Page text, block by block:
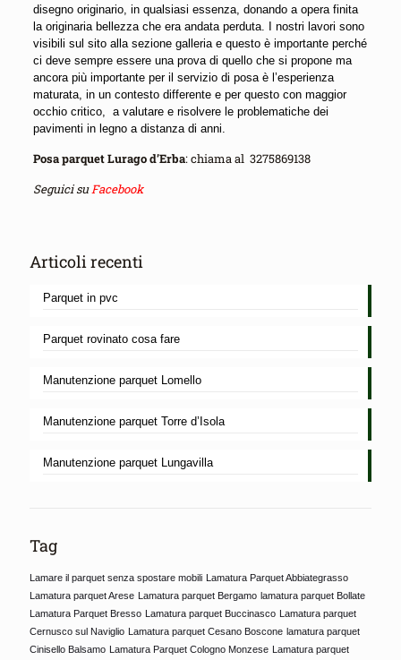
disegno originario, in qualsiasi essenza, donando a opera finita
la originaria bellezza che era andata perduta. I nostri lavori sono
visibili sul sito alla sezione galleria e questo è importante perché
ci deve sempre essere una prova di quello che si propone ma
ancora più importante per il servizio di posa è l’esperienza
maturata, in un contesto differente e per questo con maggior
occhio critico, a valutare e risolvere le problematiche dei
pavimenti in legno a distanza di anni.
Posa parquet Lurago d’Erba: chiama al 3275869138
Seguici suFacebook
Articoli recenti
Parquet in pvc
Parquet rovinato cosa fare
Manutenzione parquet Lomello
Manutenzione parquet Torre d’Isola
Manutenzione parquet Lungavilla
Tag
Lamare il parquet senza spostare mobili Lamatura Parquet Abbiategrasso
Lamatura parquet Arese Lamatura parquet Bergamo lamatura parquet Bollate
Lamatura Parquet Bresso Lamatura parquet Buccinasco Lamatura parquet
Cernusco sul Naviglio Lamatura parquet Cesano Boscone lamatura parquet
Cinisello Balsamo Lamatura Parquet Cologno Monzese Lamatura parquet